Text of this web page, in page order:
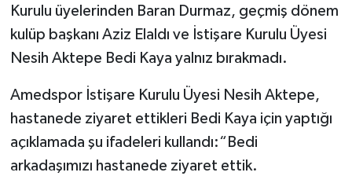
Kurulu üyelerinden Baran Durmaz, geçmiş dönem
kulüp başkanı Aziz Elaldı ve İstişare Kurulu Üyesi
Nesih Aktepe Bedi Kaya yalnız bırakmadı.
Amedspor İstişare Kurulu Üyesi Nesih Aktepe,
hastanede ziyaret ettikleri Bedi Kaya için yaptığı
açıklamada şu ifadeleri kullandı:“Bedi
arkadaşımızı hastanede ziyaret ettik.